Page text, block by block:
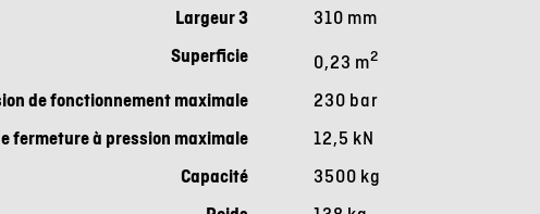
Largeur 3
310 mm
Superficie
0,23 m2
de fonctionnement maximale
230 bar
fermeture à pression maximale
12,5 kN
Capacité
3500 kg